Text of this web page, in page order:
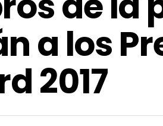
a los
2017